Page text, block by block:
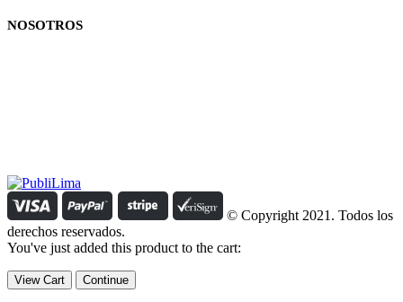
NOSOTROS
© Copyright 2021. Todos los
derechos reservados.
You've just added this product to the cart:
View Cart Continue